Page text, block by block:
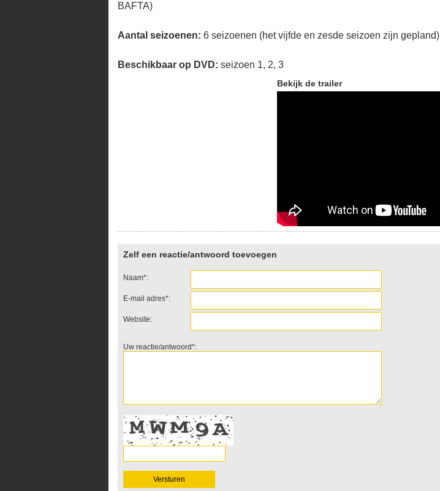
BAFTA)
Aantal seizoenen: 6 seizoenen (het vijfde en zesde seizoen zijn gepland)
Beschikbaar op DVD: seizoen 1, 2, 3
Bekijk de trailer
Zelf een reactie/antwoord toevoegen
Naam*:
E-mail adres*:
Website:
Uw reactie/antwoord*: